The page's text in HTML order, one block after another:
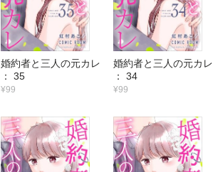
婚約者と三人の元カレ
： 35
¥99
婚約者と三人の元カレ
： 34
¥99